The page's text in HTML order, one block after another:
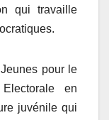
qui travaille
pour le
en
juvénile qui